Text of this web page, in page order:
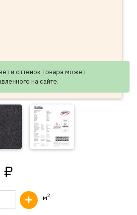
и оттенок товара может
на сайте.
₽
м2